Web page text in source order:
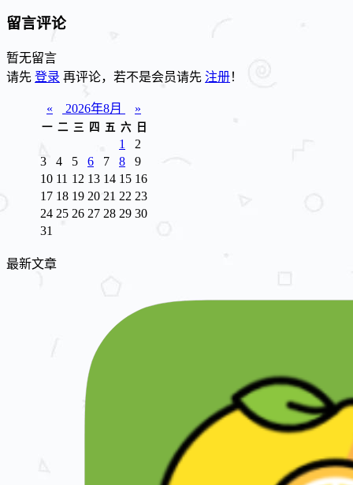
留言评论
暂无留言
请先 登录 再评论，若不是会员请先 注册！
« 2026年8月 »
一 二 三 四 五 六 日
1
2
3
4 5 6 7 8
9
10 11 12 13 14 15 16
17 18 19 20 21 22 23
24 25 26 27 28 29 30
31
最新文章